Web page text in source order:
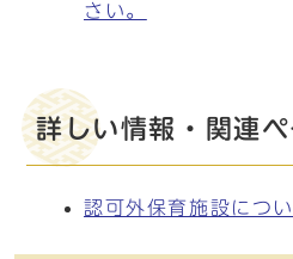
さい。
詳しい情報・関連
認可外保育施設につ